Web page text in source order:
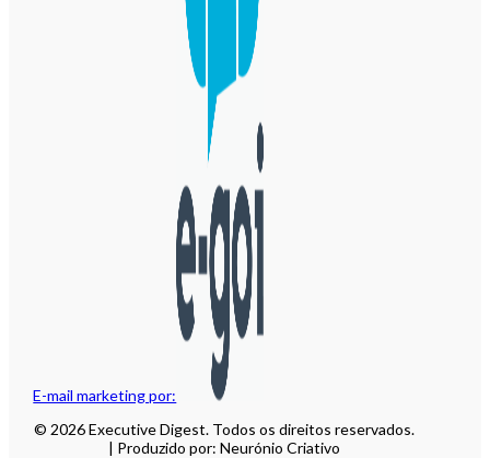
E-mail marketing por:
© 2026 Executive Digest. Todos os direitos reservados.
| Produzido por: Neurónio Criativo